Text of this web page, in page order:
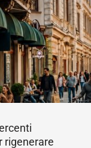
rigenerare